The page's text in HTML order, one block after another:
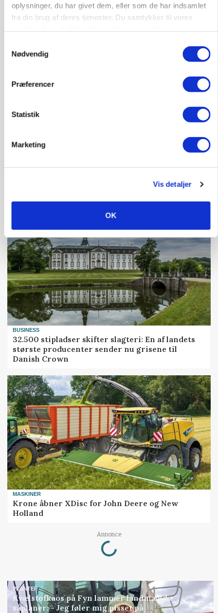
oplysninger, du har givet dem, eller som de har indsamlet
fra din brug af deres tjenester. Du samtykker til vores
Nødvendig
Præferencer
Statistik
Marketing
Vis detaljer
OK
ARRANGEMENT
Markvandring sætter fokus på elefantgræs
Loading...
BUSINESS
32.500 stipladser skifter slagteri: En af landets
største producenter sender nu grisene til
Danish Crown
MASKINER
Krone åbner XDisc for John Deere og New
Holland
Annonce
Loading...
PLANTER
Kvælstofkaos på Fyn lammer landmænds
såplaner: - Jeg føler mig pisset på